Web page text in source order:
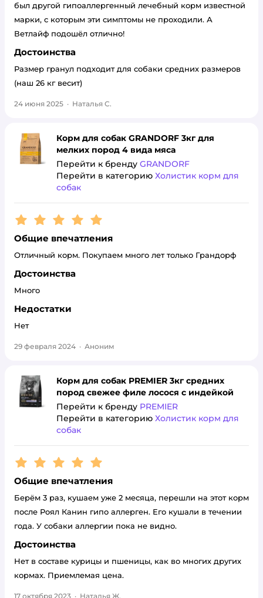
был другой гипоаллергенный лечебный корм известной
марки, с которым эти симптомы не проходили. А
Ветлайф подошёл отлично!
Достоинства
Размер гранул подходит для собаки средних размеров
(наш 26 кг весит)
24 июня 2025 · Наталья С.
Корм для собак GRANDORF 3кг для
мелких пород 4 вида мяса
Перейти к бренду GRANDORF
Перейти в категорию Холистик корм для
собак
Рейтинг:5
Общие впечатления
Отличный корм. Покупаем много лет только Грандорф
Достоинства
Много
Недостатки
Нет
29 февраля 2024 · Аноним
Корм для собак PREMIER 3кг средних
пород свежее филе лосося с индейкой
Перейти к бренду PREMIER
Перейти в категорию Холистик корм для
собак
Рейтинг:5
Общие впечатления
Берём 3 раз, кушаем уже 2 месяца, перешли на этот корм
после Роял Канин гипо аллерген. Его кушали в течении
года. У собаки аллергии пока не видно.
Достоинства
Нет в составе курицы и пшеницы, как во многих других
кормах. Приемлемая цена.
17 октября 2023 · Наталья Ж.